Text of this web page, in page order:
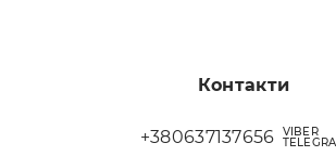
Контакти
+380637137656 VIBER